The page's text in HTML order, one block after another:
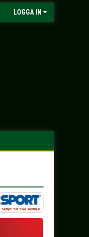
LOGGA IN